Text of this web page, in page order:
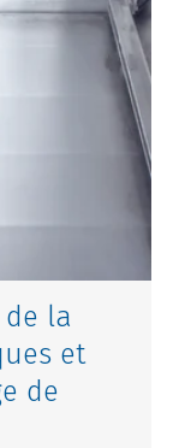
la
et
de